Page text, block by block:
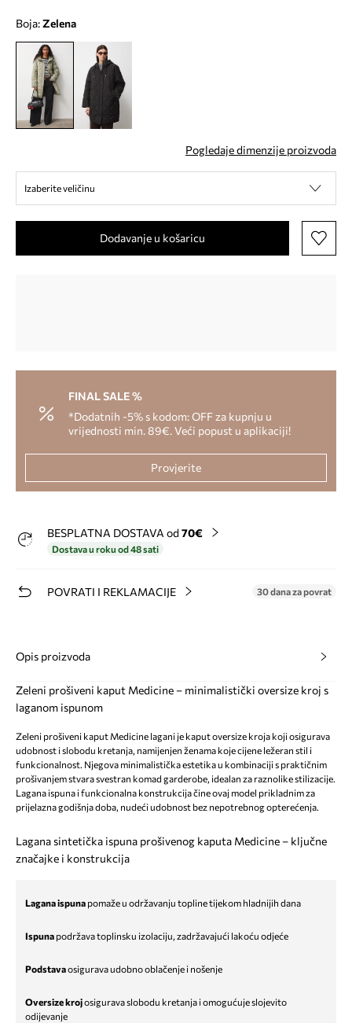
Boja: zelena
Pogledaje dimenzije proizvoda
Izaberite veličinu
Dodavanje u košaricu
FINAL SALE %
*Dodatnih -5% s kodom: OFF za kupnju u
vrijednosti min. 89€. Veći popust u aplikaciji!
Provjerite
BESPLATNA DOSTAVA od 70€
Dostava u roku od 48 sati
POVRATI I REKLAMACIJE 30 dana za povrat
Opis proizvoda
Zeleni prošiveni kaput Medicine – minimalistički oversize kroj s
laganom ispunom
Zeleni prošiveni kaput Medicine lagani je kaput oversize kroja koji osigurava
udobnost i slobodu kretanja, namijenjen ženama koje cijene ležeran stil i
funkcionalnost. Njegova minimalistička estetika u kombinaciji s praktičnim
prošivanjem stvara svestran komad garderobe, idealan za raznolike stilizacije.
Lagana ispuna i funkcionalna konstrukcija čine ovaj model prikladnim za
prijelazna godišnja doba, nudeći udobnost bez nepotrebnog opterećenja.
Lagana sintetička ispuna prošivenog kaputa Medicine – ključne
značajke i konstrukcija
Lagana ispuna pomaže u održavanju topline tijekom hladnijih dana
Ispuna podržava toplinsku izolaciju, zadržavajući lakoću odjeće
Podstavaosigurava udobno oblačenje i nošenje
Oversize krojosigurava slobodu kretanja i omogućuje slojevito
odijevanje